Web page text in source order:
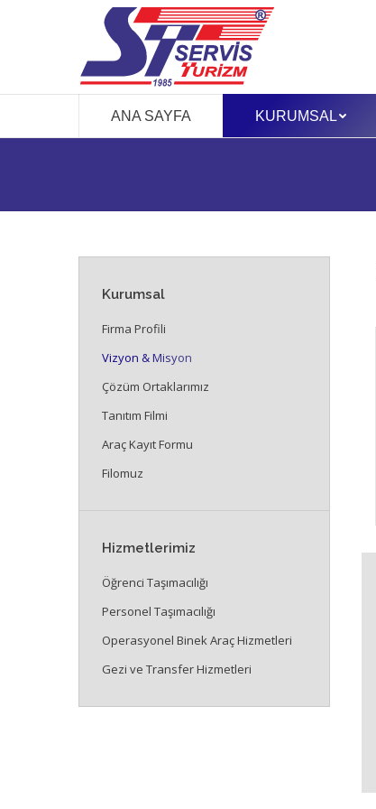
ANA SAYFA KURUMSAL
Kurumsal
Firma Profili
Vizyon & Misyon
Çözüm Ortaklarımız
Tanıtım Filmi
Araç Kayıt Formu
Filomuz
Hizmetlerimiz
Öğrenci Taşımacılığı
Personel Taşımacılığı
Operasyonel Binek Araç Hizmetleri
Gezi ve Transfer Hizmetleri